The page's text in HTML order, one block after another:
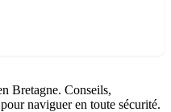
Bretagne. Conseils,
naviguer en toute sécurité.